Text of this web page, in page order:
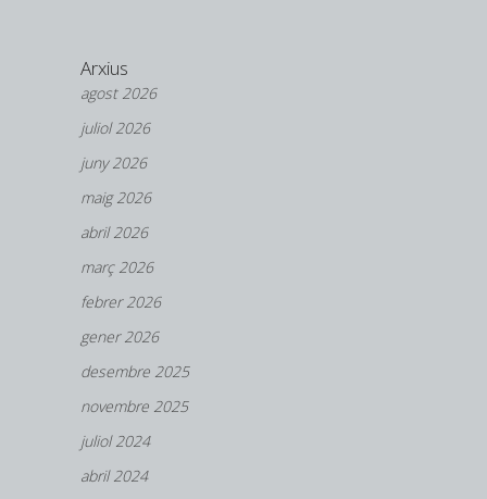
Arxius
agost 2026
juliol 2026
juny 2026
maig 2026
abril 2026
març 2026
febrer 2026
gener 2026
desembre 2025
novembre 2025
juliol 2024
abril 2024